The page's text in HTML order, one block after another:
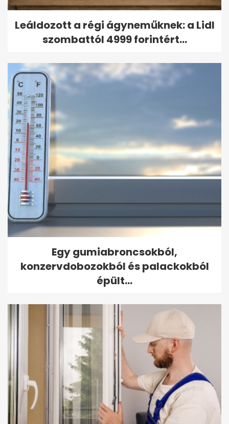
Leáldozott a régi ágyneműknek: a Lidl
szombattól 4999 forintért...
Egy gumiabroncsokból,
konzervdobozokból és palackokból
épült...